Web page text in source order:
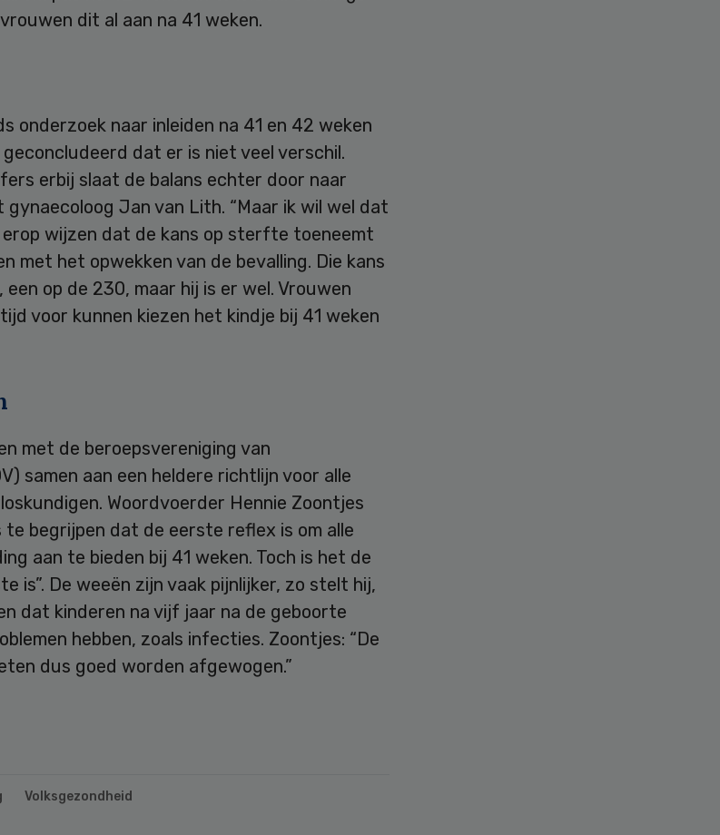
dit al aan na 41 weken.
onderzoek naar inleiden na 41 en 42 weken
dat er is niet veel verschil.
erbij slaat de balans echter door naar
gynaecoloog Jan van Lith. “Maar ik wil wel dat
wijzen dat de kans op sterfte toeneemt
met het opwekken van de bevalling. Die kans
op de 230, maar hij is er wel. Vrouwen
voor kunnen kiezen het kindje bij 41 weken
met de beroepsvereniging van
samen aan een heldere richtlijn voor alle
Woordvoerder Hennie Zoontjes
te begrijpen dat de eerste reflex is om alle
aan te bieden bij 41 weken. Toch is het de
is”. De weeën zijn vaak pijnlijker, zo stelt hij,
dat kinderen na vijf jaar na de geboorte
hebben, zoals infecties. Zoontjes: “De
dus goed worden afgewogen.”
Volksgezondheid